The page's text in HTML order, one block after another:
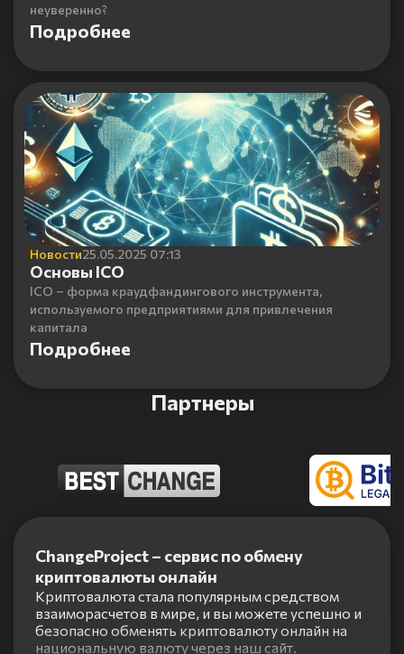
неуверенно?
Подробнее
Новости25.05.2025 07:13
Основы ICO
ICO – форма краудфандингового инструмента,
используемого предприятиями для привлечения
капитала
Подробнее
Партнеры
ChangeProject – сервис по обмену
криптовалюты онлайн
Криптовалюта стала популярным средством
взаиморасчетов в мире, и вы можете успешно и
безопасно обменять криптовалюту онлайн на
национальную валюту через наш сайт.